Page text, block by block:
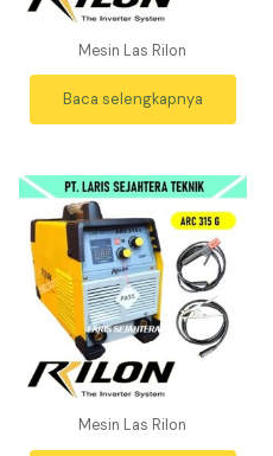
Mesin Las Rilon
Baca selengkapnya
Mesin Las Rilon